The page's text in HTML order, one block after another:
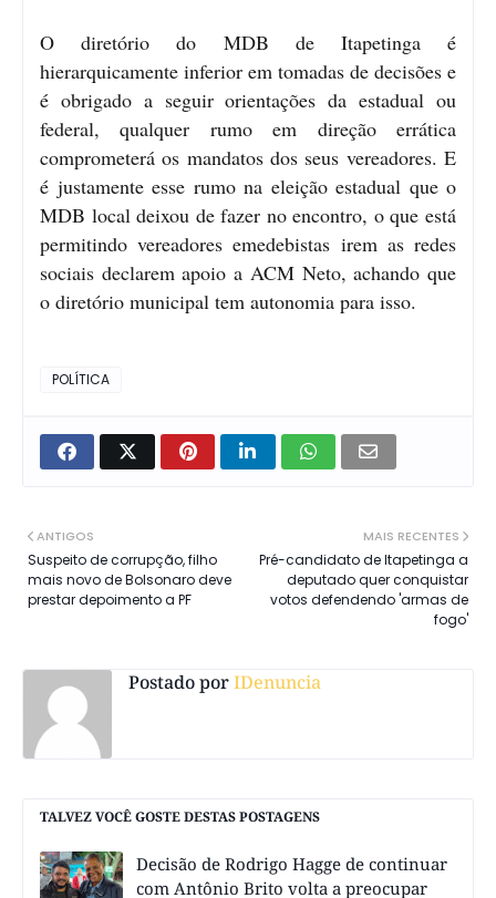
O diretório do MDB de Itapetinga é
hierarquicamente inferior em tomadas de decisões e
é obrigado a seguir orientações da estadual ou
federal, qualquer rumo em direção errática
comprometerá os mandatos dos seus vereadores. E
é justamente esse rumo na eleição estadual que o
MDB local deixou de fazer no encontro, o que está
permitindo vereadores emedebistas irem as redes
sociais declarem apoio a ACM Neto, achando que
o diretório municipal tem autonomia para isso.
POLÍTICA
MAIS RECENTES
Pré-candidato de Itapetinga a
deputado quer conquistar
votos defendendo 'armas de
fogo'
ANTIGOS
Suspeito de corrupção, filho
mais novo de Bolsonaro deve
prestar depoimento a PF
Postado porIDenuncia
TALVEZ VOCÊ GOSTE DESTAS POSTAGENS
Decisão de Rodrigo Hagge de continuar
com Antônio Brito volta a preocupar